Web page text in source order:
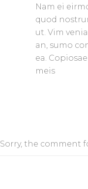
Nam ei
quod
ut. Vim
an, sumo
ea.
meis
Sorry, the comment